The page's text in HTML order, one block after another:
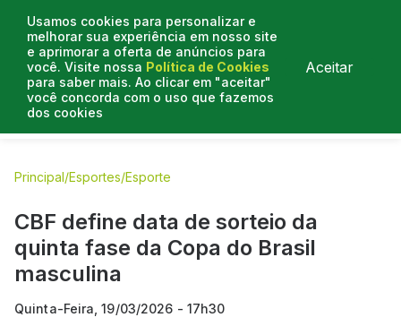
Usamos cookies para personalizar e
melhorar sua experiência em nosso site
e aprimorar a oferta de anúncios para
você. Visite nossa Política de Cookies
para saber mais. Ao clicar em "aceitar"
você concorda com o uso que fazemos
dos cookies
Aceitar
E.C Bahia
Principal/Esportes/Esporte
CBF define data de sorteio da
quinta fase da Copa do Brasil
masculina
Quinta-Feira, 19/03/2026 - 17h30